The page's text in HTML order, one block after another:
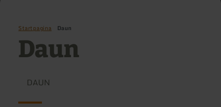
Startpagina Daun
Daun
DAUN